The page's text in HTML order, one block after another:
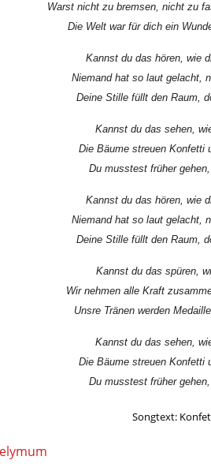
Warst nicht zu bremsen, nicht zu
Die Welt war für dich ein
Kannst du das hören, wie
Niemand hat so laut gelacht,
Deine Stille füllt den Raum,
Kannst du das sehen,
Die Bäume streuen Konfetti
Du musstest früher
Kannst du das hören, wie
Niemand hat so laut gelacht,
Deine Stille füllt den Raum,
Kannst du das spüren,
Wir nehmen alle Kraft
Unsre Tränen werden
Kannst du das sehen,
Die Bäume streuen Konfetti
Du musstest früher
Songtext: